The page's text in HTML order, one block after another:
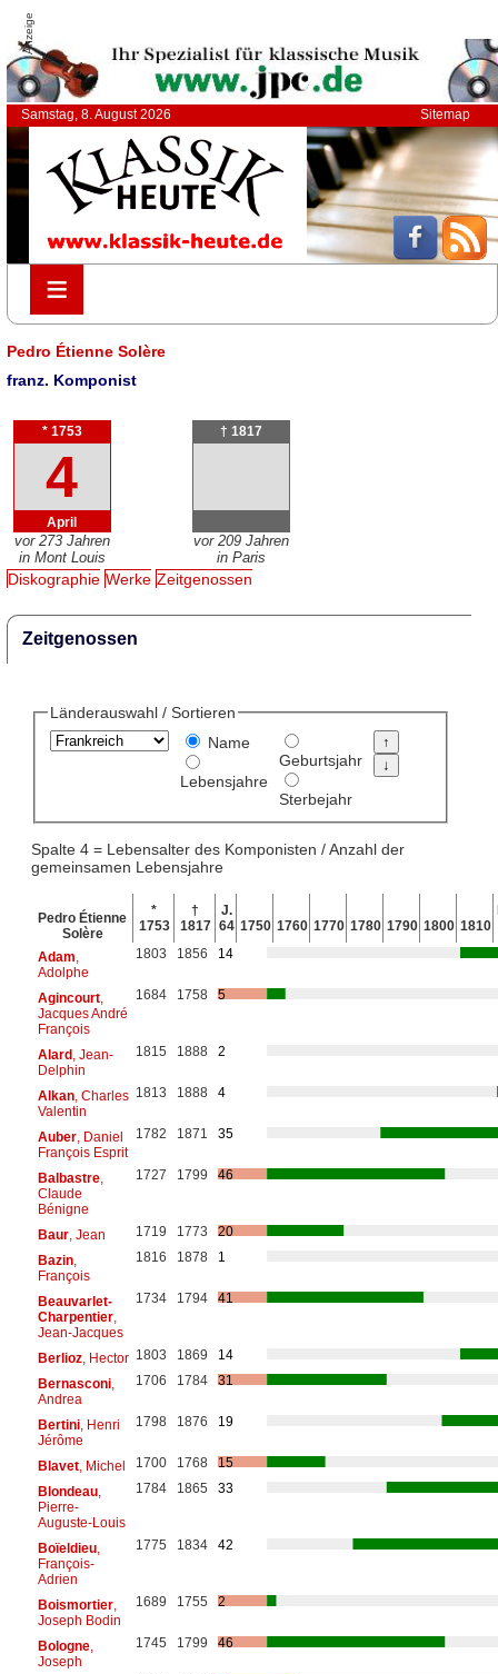
Anzeige
Samstag, 8. August 2026 Sitemap
≡
≡
Pedro Étienne Solère
franz. Komponist
* 1753
4
April
vor 273 Jahren
in Mont Louis
† 1817
vor 209 Jahren
in Paris
Diskographie Werke Zeitgenossen
Zeitgenossen
Länderauswahl / Sortieren
Name
Lebensjahre
Geburtsjahr
Sterbejahr
Spalte 4 = Lebensalter des Komponisten / Anzahl der
gemeinsamen Lebensjahre
Pedro Étienne
Solère
*
1753
†
1817
J.
64 1750 1760 1770 1780 1790 1800 1810
Adam
Adolphe
1803 1856 14
Agincourt,
Jacques André
François
1684 1758 5
Alard, Jean-
Delphin
1815 1888 2
Alkan, Charles
Valentin
1813 1888 4
Auber, Daniel
François Esprit
1782 1871 35
Balbastre,
Claude
Bénigne
1727 1799 46
Baur, Jean 1719 1773
20
Bazin,
François
1816 1878 1
Beauvarlet-
Charpentier,
Jean-Jacques
1734 1794 41
Berlioz, Hector 1803 1869
14
Bernasconi,
Andrea
1706 1784 31
Bertini, Henri
Jérôme
1798 1876 19
Blavet, Michel 1700 1768
15
Blondeau,
Pierre-
Auguste-Louis
1784 1865 33
Boïeldieu,
François-
Adrien
1775 1834 42
Boismortier,
Joseph Bodin
1689 1755 2
Bologne,
Joseph
1745 1799 46